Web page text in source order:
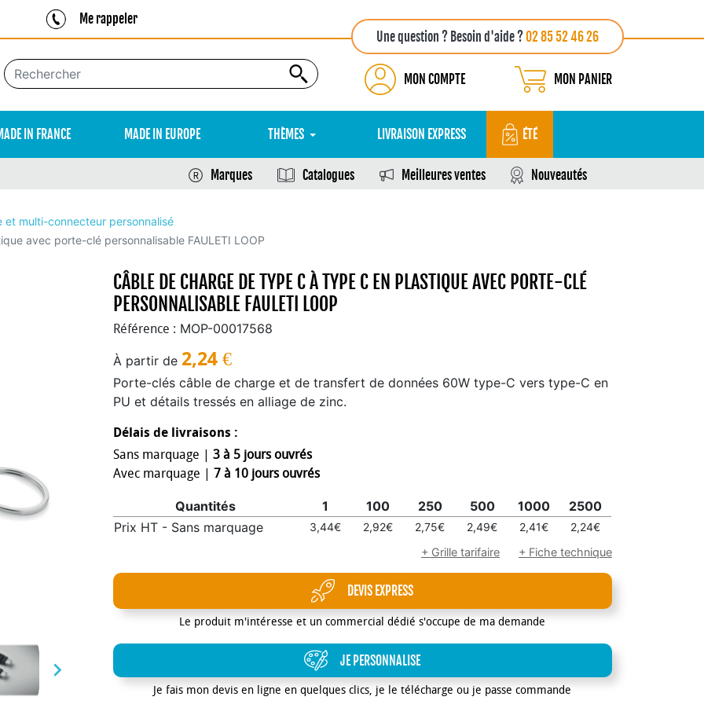
Me rappeler
Une question ? Besoin d'aide ?02 85 52 46 26
MON COMPTE MON PANIER
IN FRANCE MADE IN EUROPE THÈMES LIVRAISON EXPRESS ÉTÉ
Marques Catalogues Meilleures ventes Nouveautés
et multi-connecteur personnalisé
avec porte-clé personnalisable FAULETI LOOP

CÂBLE DE CHARGE DE TYPE C À TYPE C EN PLASTIQUE AVEC PORTE-CLÉ
PERSONNALISABLE FAULETI LOOP
Référence : MOP-00017568
À partir de 2,24 €
Porte-clés câble de charge et de transfert de données 60W type-C vers type-C en
PU et détails tressés en alliage de zinc.
Délais de livraisons :
Sans marquage | 3 à 5 jours ouvrés
Avec marquage | 7 à 10 jours ouvrés
Quantités 1 100 250 500 1000
2500
Prix HT - Sans marquage
3,44€ 2,92€ 2,75€ 2,49€ 2,41€
2,24€
+ Grille tarifaire
+ Fiche technique
DEVIS EXPRESS
Le produit m'intéresse et un commercial dédié s'occupe de ma demande
JE PERSONNALISE
Je fais mon devis en ligne en quelques clics, je le télécharge ou je passe commande